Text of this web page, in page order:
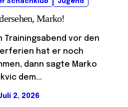
Marko!
Trainingsabend vor den
hat er noch
dann sagte Marko
dem...
2, 2026